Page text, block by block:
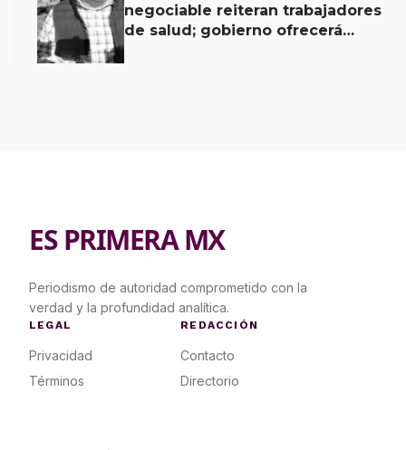
negociable reiteran trabajadores
de salud; gobierno ofrecerá
ES PRIMERA MX
Periodismo de autoridad comprometido con la
verdad y la profundidad analítica.
LEGAL
Privacidad
Términos
REDACCIÓN
Contacto
Directorio